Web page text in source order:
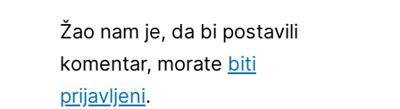
Žao nam je, da bi postavili
komentar, morate biti
prijavljeni.